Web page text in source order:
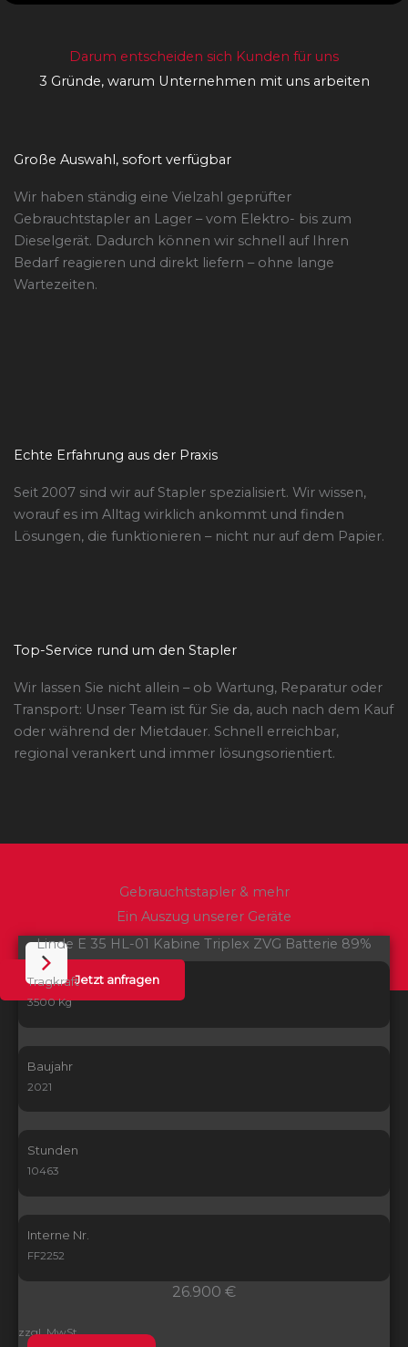
Darum entscheiden sich Kunden für uns
3 Gründe, warum Unternehmen mit uns arbeiten
Große Auswahl, sofort verfügbar
Wir haben ständig eine Vielzahl geprüfter
Gebrauchtstapler an Lager – vom Elektro- bis zum
Dieselgerät. Dadurch können wir schnell auf Ihren
Bedarf reagieren und direkt liefern – ohne lange
Wartezeiten.
Echte Erfahrung aus der Praxis
Seit 2007 sind wir auf Stapler spezialisiert. Wir wissen,
worauf es im Alltag wirklich ankommt und finden
Lösungen, die funktionieren – nicht nur auf dem Papier.
Top-Service rund um den Stapler
Wir lassen Sie nicht allein – ob Wartung, Reparatur oder
Transport: Unser Team ist für Sie da, auch nach dem Kauf
oder während der Mietdauer. Schnell erreichbar,
regional verankert und immer lösungsorientiert.
Gebrauchtstapler & mehr
Ein Auszug unserer Geräte
Jetzt anfragen
Linde E 35 HL-01 Kabine Triplex ZVG Batterie 89%
Tragkraft
3500 Kg
Baujahr
2021
Stunden
10463
Interne Nr.
FF2252
26.900 €
zzgl. MwSt.